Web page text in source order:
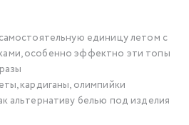
единицу летом с
особенно эффектно эти топы
кардиганы, олимпийки
альтернативу белью под изделия
302-02-51
plait.ru